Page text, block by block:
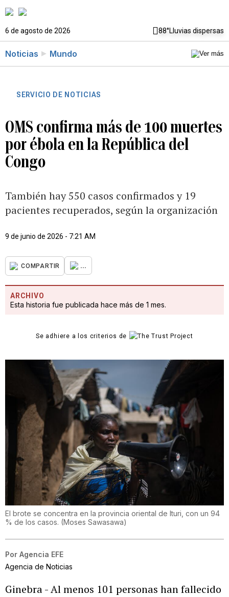
6 de agosto de 2026 88°Lluvias dispersas
Noticias Mundo
SERVICIO DE NOTICIAS
OMS confirma más de 100 muertes
por ébola en la República del
Congo
También hay 550 casos confirmados y 19
pacientes recuperados, según la organización
9 de junio de 2026 - 7:21 AM
COMPARTIR ...
ARCHIVO
Esta historia fue publicada hace más de 1 mes.
Se adhiere a los criterios de
El brote se concentra en la provincia oriental de Ituri, con un 94
% de los casos. (Moses Sawasawa)
Por Agencia EFE
Agencia de Noticias
Ginebra - Al menos 101 personas han fallecido